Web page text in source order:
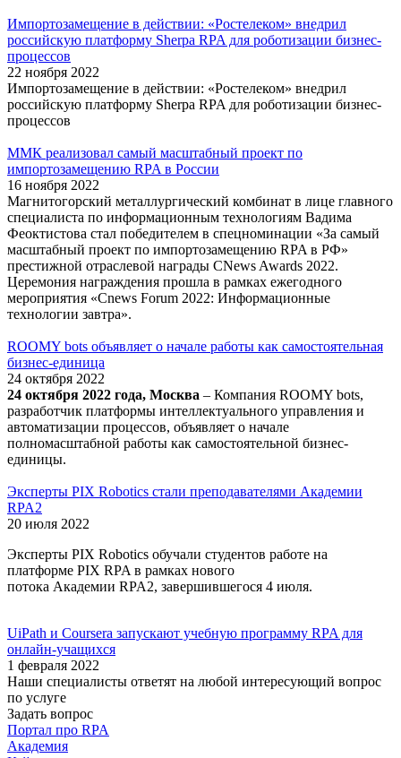
Импортозамещение в действии: «Ростелеком» внедрил
российскую платформу Sherpa RPA для роботизации бизнес-
процессов
22 ноября 2022
Импортозамещение в действии: «Ростелеком» внедрил
российскую платформу Sherpa RPA для роботизации бизнес-
процессов
ММК реализовал самый масштабный проект по
импортозамещению RPA в России
16 ноября 2022
Магнитогорский металлургический комбинат в лице главного
специалиста по информационным технологиям Вадима
Феоктистова стал победителем в спецноминации «За самый
масштабный проект по импортозамещению RPA в РФ»
престижной отраслевой награды CNews Awards 2022.
Церемония награждения прошла в рамках ежегодного
мероприятия «Cnews Forum 2022: Информационные
технологии завтра».
ROOMY bots объявляет о начале работы как самостоятельная
бизнес-единица
24 октября 2022
24 октября 2022 года, Москва – Компания ROOMY bots,
разработчик платформы интеллектуального управления и
автоматизации процессов, объявляет о начале
полномасштабной работы как самостоятельной бизнес-
единицы.
Эксперты PIX Robotics стали преподавателями Академии
RPA2
20 июля 2022
Эксперты PIX Robotics обучали студентов работе на
платформе PIX RPA в рамках нового
потока Академии RPA2, завершившегося 4 июля.
UiPath и Coursera запускают учебную программу RPA для
онлайн-учащихся
1 февраля 2022
Наши специалисты ответят на любой интересующий вопрос
по услуге
Задать вопрос
Портал про RPA
Академия